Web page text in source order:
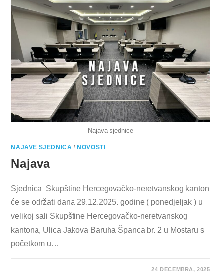
Najava sjednice
NAJAVE SJEDNICA / NOVOSTI
Najava
Sjednica Skupštine Hercegovačko-neretvanskog kanton
će se održati dana 29.12.2025. godine ( ponedjeljak ) u
velikoj sali Skupštine Hercegovačko-neretvanskog
kantona, Ulica Jakova Baruha Španca br. 2 u Mostaru s
početkom u…
24 DECEMBRA, 2025